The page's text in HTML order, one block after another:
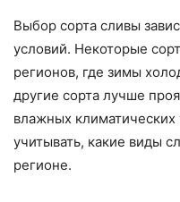
Выбор сорта сливы
условий. Некоторые
регионов, где зимы
другие сорта лучше
влажных
учитывать, какие виды
регионе.